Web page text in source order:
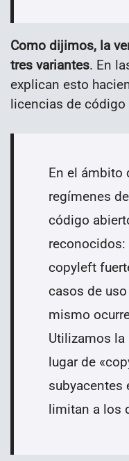
Como dijimos, la
tres variantes. En
explican esto
licencias de
En el ámbito
regímenes
código
copyleft
casos de
mismo
Utilizamos la
lugar de
subyacentes
limitan a los